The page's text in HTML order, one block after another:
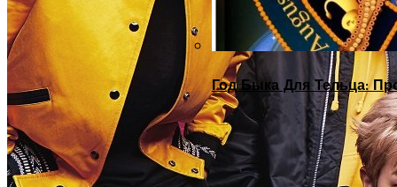
Год Быка Для Тельца: